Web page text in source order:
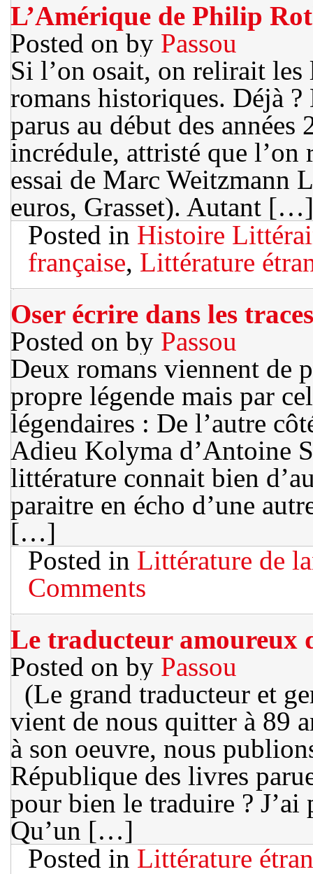
L’Amérique de Philip
Posted on by Passou
Si l’on osait, on relirait
romans historiques. Déjà
parus au début des
incrédule, attristé que l’on
essai de Marc Weitzmann
euros, Grasset). Autant […]
Posted in Histoire
française, Littérature
Oser écrire dans les
Posted on by Passou
Deux romans viennent de
propre légende mais par
légendaires : De l’autre
Adieu Kolyma d’Antoine
littérature connait bien
paraitre en écho d’une
[…]
Posted in Littérature de
Comments
Le traducteur amoureux
Posted on by Passou
(Le grand traducteur et
vient de nous quitter à 89
à son oeuvre, nous
République des livres
pour bien le traduire ? J’ai
Qu’un […]
Posted in Littérature